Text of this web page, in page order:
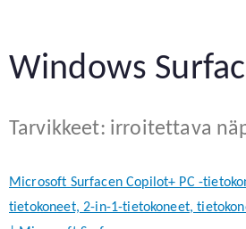
Windows
Tarvikkeet: irroitettava
Microsoft Surfacen Copilot+ PC -
tietokoneet, 2-in-1-tietokoneet,